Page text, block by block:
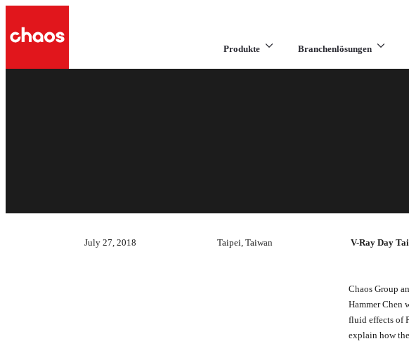
Produkte Branchenlösungen
July 27, 2018 Taipei, Taiwan V-Ray Day
Chaos Group
Hammer Chen
fluid effects of
explain how